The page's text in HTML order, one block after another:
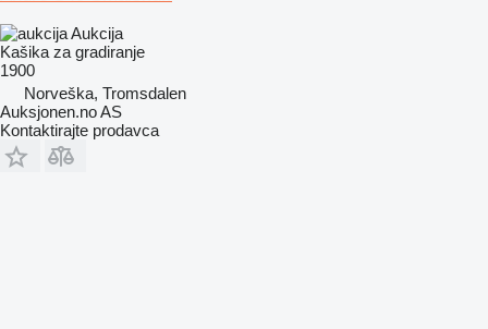
Aukcija
Kašika za gradiranje
1900
Norveška, Tromsdalen
Auksjonen.no AS
Kontaktirajte prodavca